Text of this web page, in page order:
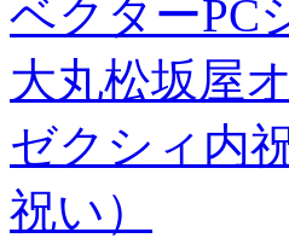
ベクターPC
大丸松坂屋
ゼクシィ内
祝い）